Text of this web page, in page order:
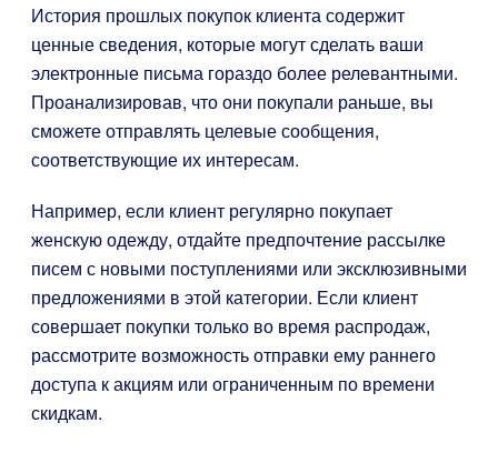
История прошлых покупок клиента содержит
ценные сведения, которые могут сделать ваши
электронные письма гораздо более релевантными.
Проанализировав, что они покупали раньше, вы
сможете отправлять целевые сообщения,
соответствующие их интересам.
Например, если клиент регулярно покупает
женскую одежду, отдайте предпочтение рассылке
писем с новыми поступлениями или эксклюзивными
предложениями в этой категории. Если клиент
совершает покупки только во время распродаж,
рассмотрите возможность отправки ему раннего
доступа к акциям или ограниченным по времени
скидкам.